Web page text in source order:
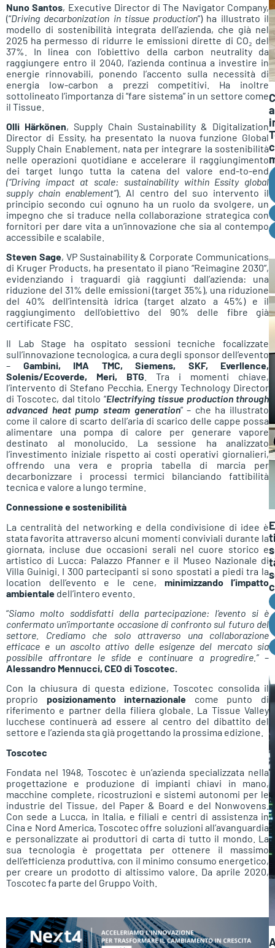
Nuno Santos, Executive Director di The Navigator Company,
(“Driving decarbonization in tissue production”) ha illustrato il
modello di sostenibilità integrata dell’azienda, che già nel
2025 ha permesso di ridurre le emissioni dirette di CO₂ del
37%. In linea con l’obiettivo della carbon neutrality da
raggiungere entro il 2040, l’azienda continua a investire in
energie rinnovabili, ponendo l’accento sulla necessità di
energia low-carbon a prezzi competitivi. Ha inoltre
sottolineato l’importanza di “fare sistema” in un settore come
il Tissue.
Olli Härkönen, Supply Chain Sustainability & Digitalization
Director di Essity, ha presentato la nuova funzione Global
Supply Chain Enablement, nata per integrare la sostenibilità
nelle operazioni quotidiane e accelerare il raggiungimento
dei target lungo tutta la catena del valore end-to-end
(“Driving impact at scale: sustainability within Essity global
supply chain enablement”). Al centro del suo intervento il
principio secondo cui ognuno ha un ruolo da svolgere, un
impegno che si traduce nella collaborazione strategica con
fornitori per dare vita a un’innovazione che sia al contempo
accessibile e scalabile.
Steven Sage, VP Sustainability & Corporate Communications
di Kruger Products, ha presentato il piano “Reimagine 2030”,
evidenziando i traguardi già raggiunti dall’azienda: una
riduzione del 31% delle emissioni (target 35%), una riduzione
del 40% dell’intensità idrica (target alzato a 45%) e il
raggiungimento dell’obiettivo del 90% delle fibre già
certificate FSC.
Il Lab Stage ha ospitato sessioni tecniche focalizzate
sull’innovazione tecnologica, a cura degli sponsor dell’evento
– Gambini, IMA TMC, Siemens, SKF, Everllence,
Solenis/Ecoverde, Meri, BTG . Tra i momenti chiave,
l’intervento di Stefano Pecchia, Energy Technology Director
di Toscotec, dal titolo “Electrifying tissue production through
advanced heat pump steam generation” – che ha illustrato
come il calore di scarto dell’aria di scarico delle cappe possa
alimentare una pompa di calore per generare vapore
destinato al monolucido. La sessione ha analizzato
l’investimento iniziale rispetto ai costi operativi giornalieri,
offrendo una vera e propria tabella di marcia per
decarbonizzare i processi termici bilanciando fattibilità
tecnica e valore a lungo termine.
Connessione e sostenibilità
La centralità del networking e della condivisione di idee è
stata favorita attraverso alcuni momenti conviviali durante la
giornata, incluse due occasioni serali nel cuore storico e
artistico di Lucca: Palazzo Pfanner e il Museo Nazionale di
Villa Guinigi. I 300 partecipanti si sono spostati a piedi tra la
location dell’evento e le cene, minimizzando l’impatto
ambientale dell’intero evento.
“Siamo molto soddisfatti della partecipazione: l’evento si è
confermato un’importante occasione di confronto sul futuro del
settore. Crediamo che solo attraverso una collaborazione
efficace e un ascolto attivo delle esigenze del mercato sia
possibile affrontare le sfide e continuare a progredire.”–
Alessandro Mennucci, CEO di Toscotec.
Con la chiusura di questa edizione, Toscotec consolida il
proprio posizionamento internazionale come punto di
riferimento e partner della filiera globale. La Tissue Valley
lucchese continuerà ad essere al centro del dibattito del
settore e l’azienda sta già progettando la prossima edizione.
Toscotec
Fondata nel 1948, Toscotec è un’azienda specializzata nella
progettazione e produzione di impianti chiavi in mano,
macchine complete, ricostruzioni e sistemi autonomi per le
industrie del Tissue, del Paper & Board e del Nonwovens.
Con sede a Lucca, in Italia, e filiali e centri di assistenza in
Cina e Nord America, Toscotec offre soluzioni all’avanguardia
e personalizzate ai produttori di carta di tutto il mondo. La
sua tecnologia è progettata per ottenere il massimo
dell’efficienza produttiva, con il minimo consumo energetico,
per creare un prodotto di altissimo valore. Da aprile 2020,
Toscotec fa parte del Gruppo Voith.